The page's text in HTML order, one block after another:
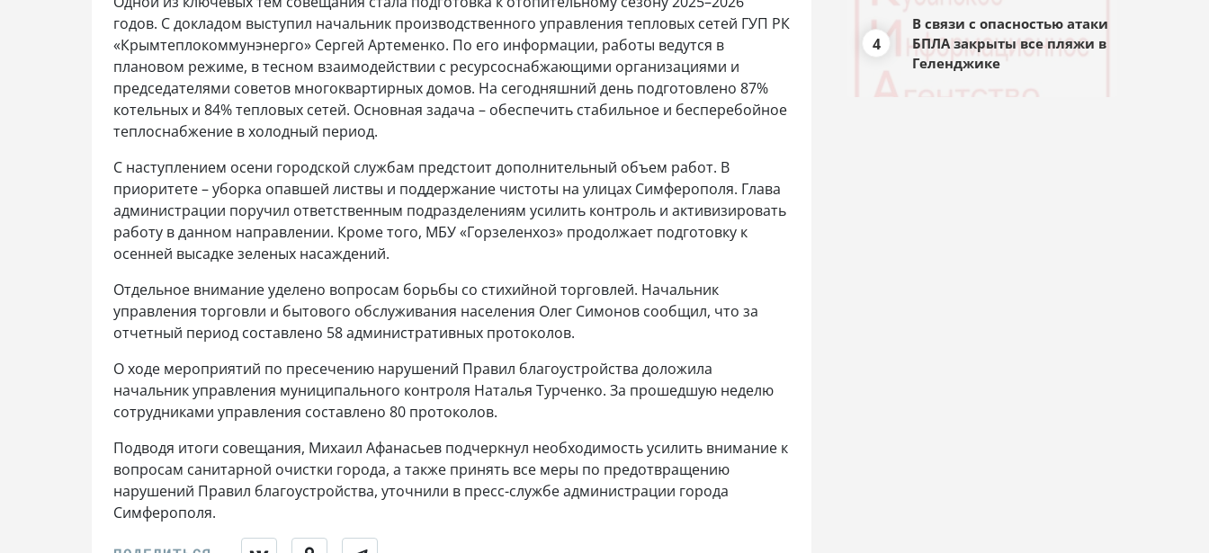
годов. С докладом выступил начальник производственного управления тепловых сетей ГУП РК
«Крымтеплокоммунэнерго» Сергей Артеменко. По его информации, работы ведутся в
плановом режиме, в тесном взаимодействии с ресурсоснабжающими организациями и
председателями советов многоквартирных домов. На сегодняшний день подготовлено 87%
котельных и 84% тепловых сетей. Основная задача – обеспечить стабильное и бесперебойное
теплоснабжение в холодный период.
С наступлением осени городской службам предстоит дополнительный объем работ. В
приоритете – уборка опавшей листвы и поддержание чистоты на улицах Симферополя. Глава
администрации поручил ответственным подразделениям усилить контроль и активизировать
работу в данном направлении. Кроме того, МБУ «Горзеленхоз» продолжает подготовку к
осенней высадке зеленых насаждений.
Отдельное внимание уделено вопросам борьбы со стихийной торговлей. Начальник
управления торговли и бытового обслуживания населения Олег Симонов сообщил, что за
отчетный период составлено 58 административных протоколов.
О ходе мероприятий по пресечению нарушений Правил благоустройства доложила
начальник управления муниципального контроля Наталья Турченко. За прошедшую неделю
сотрудниками управления составлено 80 протоколов.
Подводя итоги совещания, Михаил Афанасьев подчеркнул необходимость усилить внимание к
вопросам санитарной очистки города, а также принять все меры по предотвращению
нарушений Правил благоустройства, уточнили в пресс-службе администрации города
Симферополя.
4
В связи с опасностью атаки
БПЛА закрыты все пляжи в
Геленджике